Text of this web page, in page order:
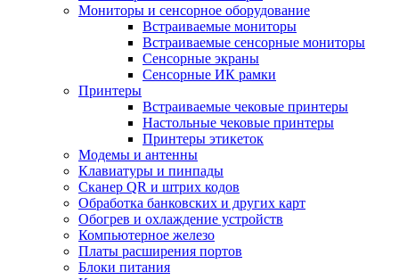
Мониторы и сенсорное оборудование
Встраиваемые мониторы
Встраиваемые сенсорные мониторы
Сенсорные экраны
Сенсорные ИК рамки
Принтеры
Встраиваемые чековые принтеры
Настольные чековые принтеры
Принтеры этикеток
Модемы и антенны
Клавиатуры и пинпады
Сканер QR и штрих кодов
Обработка банковских и других карт
Обогрев и охлаждение устройств
Компьютерное железо
Платы расширения портов
Блоки питания